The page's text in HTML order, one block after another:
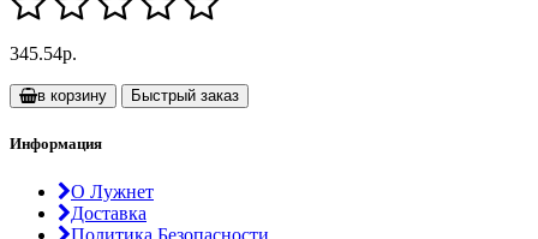
345.54р.
в корзину Быстрый заказ
Информация
О Лужнет
Доставка
Политика Безопасности